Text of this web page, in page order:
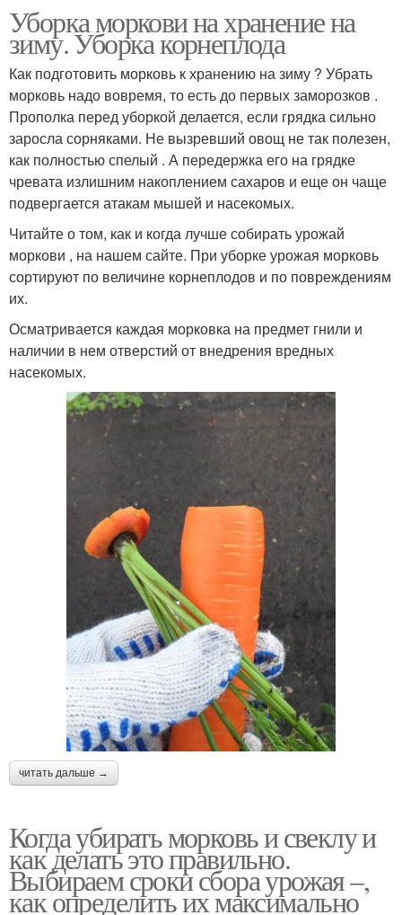
Уборка моркови на хранение на
зиму. Уборка корнеплода
Как подготовить морковь к хранению на зиму ? Убрать
морковь надо вовремя, то есть до первых заморозков .
Прополка перед уборкой делается, если грядка сильно
заросла сорняками. Не вызревший овощ не так полезен,
как полностью спелый . А передержка его на грядке
чревата излишним накоплением сахаров и еще он чаще
подвергается атакам мышей и насекомых.
Читайте о том, как и когда лучше собирать урожай
моркови , на нашем сайте. При уборке урожая морковь
сортируют по величине корнеплодов и по повреждениям
их.
Осматривается каждая морковка на предмет гнили и
наличии в нем отверстий от внедрения вредных
насекомых.
читать дальше →
Когда убирать морковь и свеклу и
как делать это правильно.
Выбираем сроки сбора урожая –,
как определить их максимально